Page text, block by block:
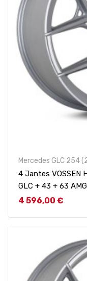
Mercedes GLC 254
4 Jantes VOSSEN
GLC + 43 + 63
Prix
4 596,00 €